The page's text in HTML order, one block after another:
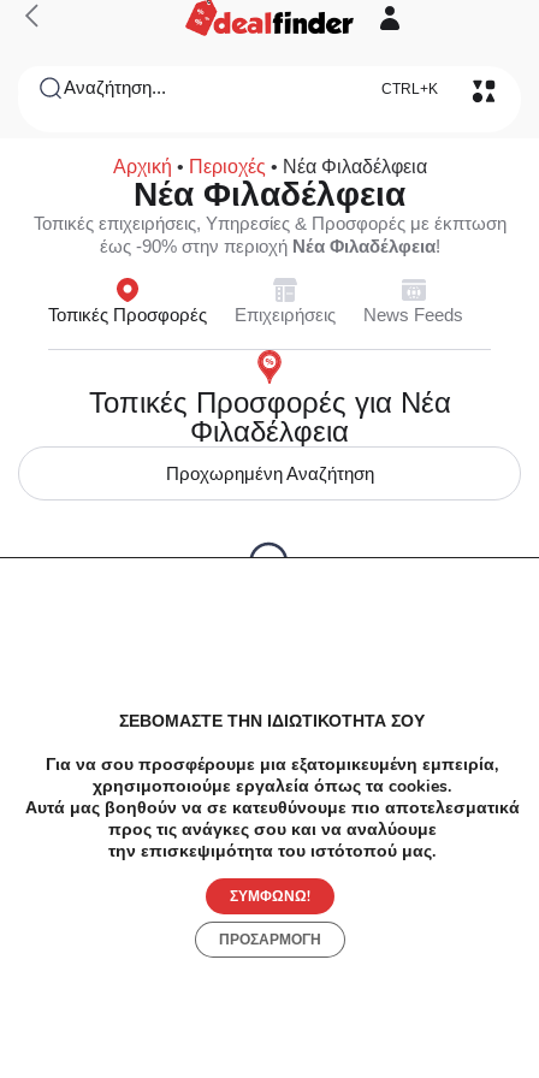
Αναζήτηση... CTRL+K
Αρχική • Περιοχές • Νέα Φιλαδέλφεια
Νέα Φιλαδέλφεια
Τοπικές επιχειρήσεις, Υπηρεσίες & Προσφορές με έκπτωση
έως -90% στην περιοχή Νέα Φιλαδέλφεια!
Τοπικές Προσφορές Επιχειρήσεις News Feeds
Τοπικές Προσφορές για Νέα
Φιλαδέλφεια
Προχωρημένη Αναζήτηση
ΣΕΒΟΜΑΣΤΕ ΤΗΝ ΙΔΙΩΤΙΚΟΤΗΤΑ ΣΟΥ
Για να σου προσφέρουμε μια εξατομικευμένη εμπειρία,
χρησιμοποιούμε εργαλεία όπως τα cookies.
Αυτά μας βοηθούν να σε κατευθύνουμε πιο αποτελεσματικά
προς τις ανάγκες σου και να αναλύουμε
την επισκεψιμότητα του ιστότοπού μας.
ΣΥΜΦΩΝΩ!
ΠΡΟΣΑΡΜΟΓΗ